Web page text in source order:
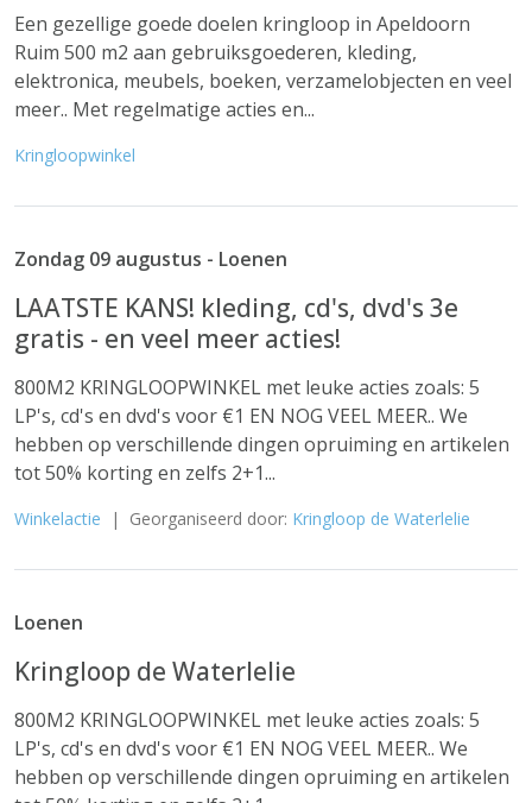
Een gezellige goede doelen kringloop in Apeldoorn
Ruim 500 m2 aan gebruiksgoederen, kleding,
elektronica, meubels, boeken, verzamelobjecten en veel
meer.. Met regelmatige acties en...
Kringloopwinkel
Zondag 09 augustus - Loenen
LAATSTE KANS! kleding, cd's, dvd's 3e
gratis - en veel meer acties!
800M2 KRINGLOOPWINKEL met leuke acties zoals: 5
LP's, cd's en dvd's voor €1 EN NOG VEEL MEER.. We
hebben op verschillende dingen opruiming en artikelen
tot 50% korting en zelfs 2+1...
Winkelactie | Georganiseerd door: Kringloop de Waterlelie
Loenen
Kringloop de Waterlelie
800M2 KRINGLOOPWINKEL met leuke acties zoals: 5
LP's, cd's en dvd's voor €1 EN NOG VEEL MEER.. We
hebben op verschillende dingen opruiming en artikelen